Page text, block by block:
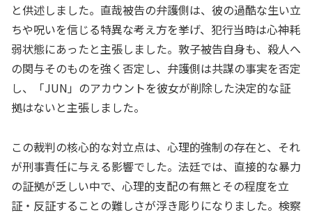
と供述しました。直哉被告の弁護側は、彼の過酷な生い立
ちや呪いを信じる特異な考え方を挙げ、犯行当時は心神耗
弱状態にあったと主張しました。敦子被告自身も、殺人へ
の関与そのものを強く否定し、弁護側は共謀の事実を否定
し、「JUN」のアカウントを彼女が削除した決定的な証
拠はないと主張しました。
この裁判の核心的な対立点は、心理的強制の存在と、それ
が刑事責任に与える影響でした。法廷では、直接的な暴力
の証拠が乏しい中で、心理的支配の有無とその程度を立
証・反証することの難しさが浮き彫りになりました。検察